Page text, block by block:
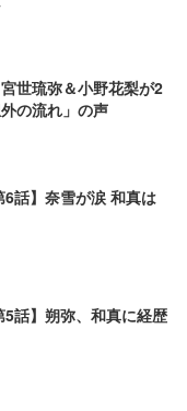
世琉弥＆小野花梨が2
の流れ」の声
6話】奈雪が涙 和真は
5話】朔弥、和真に経歴